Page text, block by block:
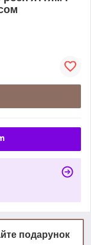
подарунок